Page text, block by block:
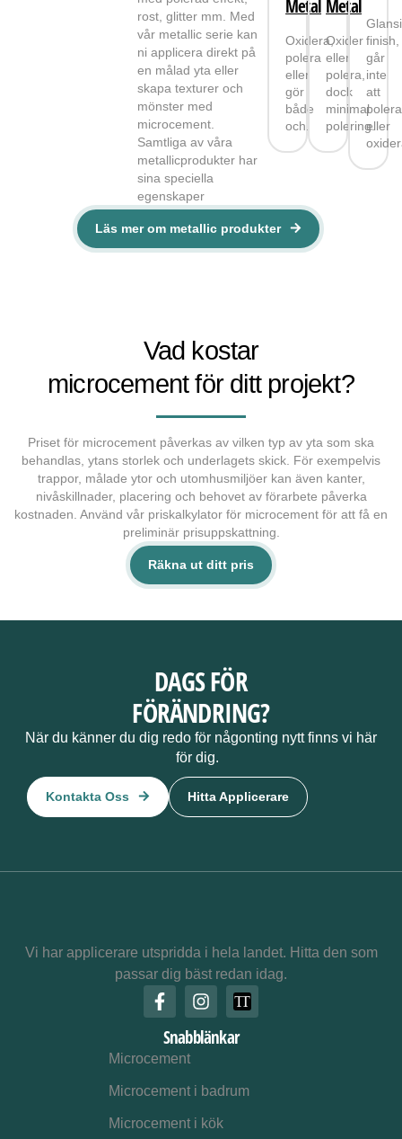
rost, glitter mm. Med
vår metallic serie kan
ni applicera direkt på
en målad yta eller
skapa texturer och
mönster med
microcement.
Samtliga av våra
metallicprodukter har
sina speciella
egenskaper
Läs mer om metallic produkter
Metal
Oxidera,
polera
eller
gör
både
och.
Metal
Oxider
eller
polera,
dock
minimal
polering.
finish,
går
inte
att
polera
eller
Vad kostar
microcement för ditt projekt?
Priset för microcement påverkas av vilken typ av yta som ska
behandlas, ytans storlek och underlagets skick. För exempelvis
trappor, målade ytor och utomhusmiljöer kan även kanter,
nivåskillnader, placering och behovet av förarbete påverka
kostnaden. Använd vår priskalkylator för microcement för att få en
preliminär prisuppskattning.
Räkna ut ditt pris
DAGS FÖR
FÖRÄNDRING?
När du känner du dig redo för någonting nytt finns vi här
för dig.
Kontakta Oss Hitta Applicerare
Vi har applicerare utspridda i hela landet. Hitta den som
passar dig bäst redan idag.
Snabblänkar
Microcement
Microcement i badrum
Microcement i kök